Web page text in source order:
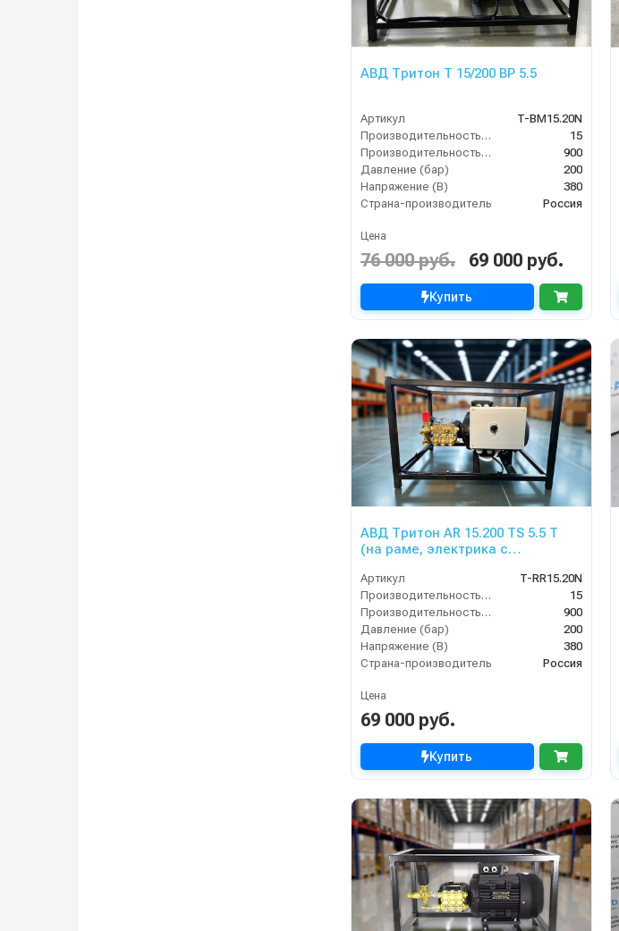
АВД Тритон Т 15/200 ВР 5.5
Артикул
T-BM15.20N
Производительность (л/мин)
15
Производительность (л/ч)
900
Давление (бар)
200
Напряжение (В)
380
Страна-производитель
Россия
Цена
76 000 руб. 69 000 руб.
Купить
АВД Тритон AR 15.200 TS 5.5 Т
(на раме, электрика с
Артикул
T-RR15.20N
Производительность (л/мин)
15
Производительность (л/ч)
900
Давление (бар)
200
Напряжение (В)
380
Страна-производитель
Россия
Цена
69 000 руб.
Купить